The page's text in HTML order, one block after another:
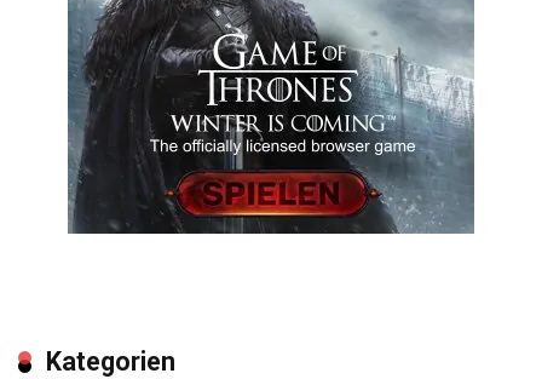
Kategorien